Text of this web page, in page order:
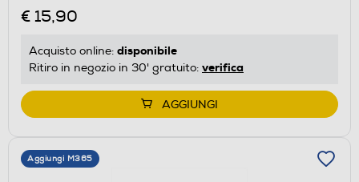
€ 15,90
Acquisto online: disponibile
Ritiro in negozio in 30' gratuito: verifica
AGGIUNGI
Aggiungi M365